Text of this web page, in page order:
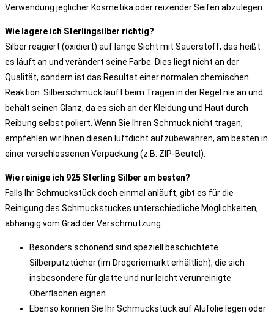
Verwendung jeglicher Kosmetika oder reizender Seifen abzulegen.
Wie lagere ich Sterlingsilber richtig?
Silber reagiert (oxidiert) auf lange Sicht mit Sauerstoff, das heißt
es läuft an und verändert seine Farbe. Dies liegt nicht an der
Qualität, sondern ist das Resultat einer normalen chemischen
Reaktion. Silberschmuck läuft beim Tragen in der Regel nie an und
behält seinen Glanz, da es sich an der Kleidung und Haut durch
Reibung selbst poliert. Wenn Sie Ihren Schmuck nicht tragen,
empfehlen wir Ihnen diesen luftdicht aufzubewahren, am besten in
einer verschlossenen Verpackung (z.B. ZIP-Beutel).
Wie reinige ich 925 Sterling Silber am besten?
Falls Ihr Schmuckstück doch einmal anläuft, gibt es für die
Reinigung des Schmuckstückes unterschiedliche Möglichkeiten,
abhängig vom Grad der Verschmutzung.
Besonders schonend sind speziell beschichtete
Silberputztücher (im Drogeriemarkt erhältlich), die sich
insbesondere für glatte und nur leicht verunreinigte
Oberflächen eignen.
Ebenso können Sie Ihr Schmuckstück auf Alufolie legen oder